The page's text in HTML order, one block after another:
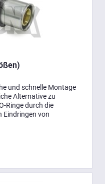
und schnelle Montage
Alternative zu
Ringe durch die
Eindringen von